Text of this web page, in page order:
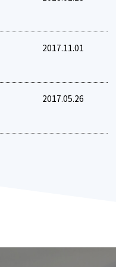
2017.11.01
2017.05.26